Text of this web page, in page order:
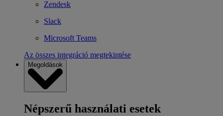
Zendesk
Slack
Microsoft Teams
Az összes integráció megtekintése
Megoldások
Népszerű használati esetek